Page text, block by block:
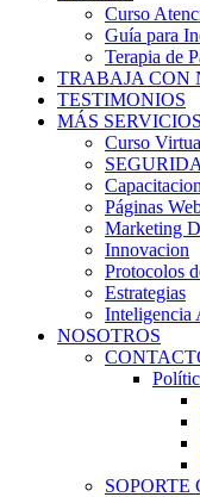
Curso
Guía para
Terapia de
TRABAJA CON
TESTIMONIOS
MÁS SERVICIOS
Curso
Páginas
Marketing
Innovacion
Protocolos
Estrategias
Inteligencia
NOSOTROS
SOPORTE